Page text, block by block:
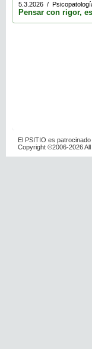
5.3.2026 /
Pensar con rigor,
El PSITIO es
Copyright ©2006-2026